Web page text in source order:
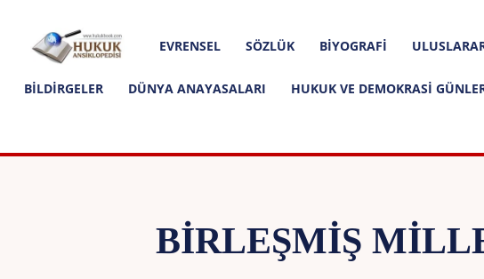
Hukuk
Ansiklopedisi
EVRENSEL SÖZLÜK BIYOGRAFI
BILDIRGELER DÜNYA ANAYASALARI HUKUK VE DEMOKRASI
BIRLEŞMIŞ